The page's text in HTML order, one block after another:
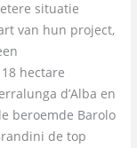
situatie
van hun project,
hectare
d’Alba en
beroemde Barolo
de top